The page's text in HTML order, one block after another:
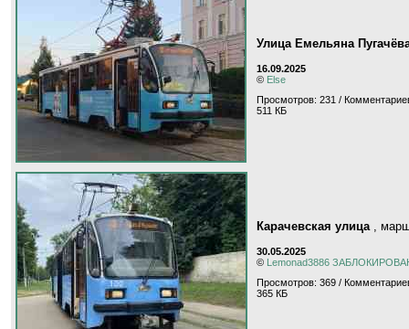
Улица Емельяна
16.09.2025
© Else
Просмотров: 231 /
511 КБ
Карачевская улица ,
30.05.2025
© Lemonad3886
Просмотров: 369 /
365 КБ